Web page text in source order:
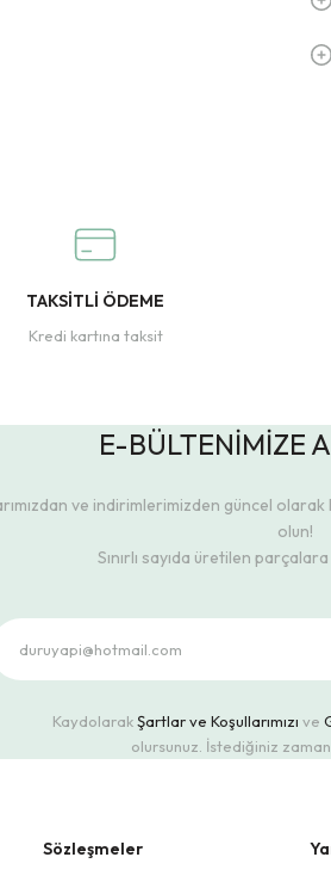
TAKSİTLİ ÖDEME
Kredi kartına taksit
E-BÜLTENİMİZE
ve indirimlerimizden güncel
olun!
Sınırlı sayıda üretilen
KaydolarakŞartlar ve Koşullarımızı ve
olursunuz. İstediğiniz
Sözleşmeler